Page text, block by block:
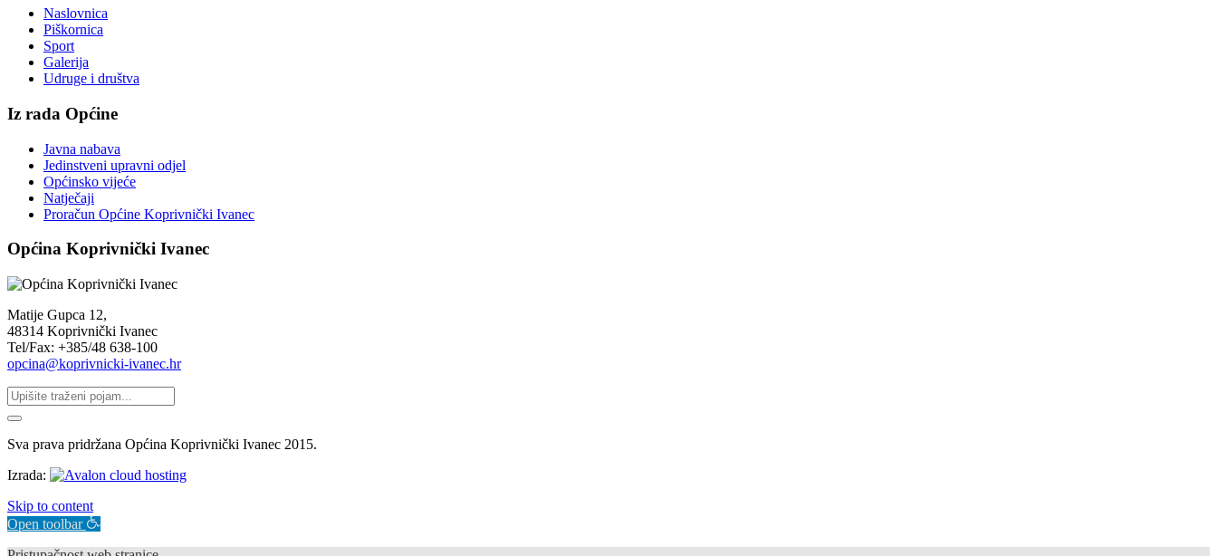
Naslovnica
Piškornica
Sport
Galerija
Udruge i društva
Iz rada Općine
Javna nabava
Jedinstveni upravni odjel
Općinsko vijeće
Natječaji
Proračun Općine Koprivnički Ivanec
Općina Koprivnički Ivanec
Matije Gupca 12,
48314 Koprivnički Ivanec
Tel/Fax: +385/48 638-100
opcina@koprivnicki-ivanec.hr
Sva prava pridržana Općina Koprivnički Ivanec 2015.
Izrada:
Skip to content
Open toolbar